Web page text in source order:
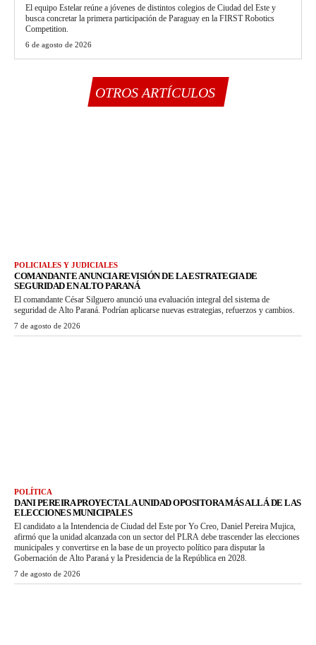
El equipo Estelar reúne a jóvenes de distintos colegios de Ciudad del Este y
busca concretar la primera participación de Paraguay en la FIRST Robotics
Competition.
6 de agosto de 2026
OTROS ARTÍCULOS
POLICIALES Y JUDICIALES
COMANDANTE ANUNCIA REVISIÓN DE LA ESTRATEGIA DE
SEGURIDAD EN ALTO PARANÁ
El comandante César Silguero anunció una evaluación integral del sistema de
seguridad de Alto Paraná. Podrían aplicarse nuevas estrategias, refuerzos y cambios.
7 de agosto de 2026
POLÍTICA
DANI PEREIRA PROYECTA LA UNIDAD OPOSITORA MÁS ALLÁ DE LAS
ELECCIONES MUNICIPALES
El candidato a la Intendencia de Ciudad del Este por Yo Creo, Daniel Pereira Mujica,
afirmó que la unidad alcanzada con un sector del PLRA debe trascender las elecciones
municipales y convertirse en la base de un proyecto político para disputar la
Gobernación de Alto Paraná y la Presidencia de la República en 2028.
7 de agosto de 2026